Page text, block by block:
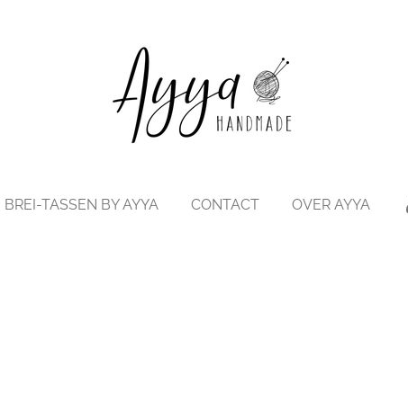
BREI-TASSEN BY AYYA CONTACT OVER AYYA